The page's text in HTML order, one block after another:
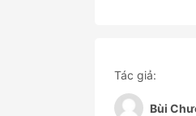
Tác giả:
Bùi